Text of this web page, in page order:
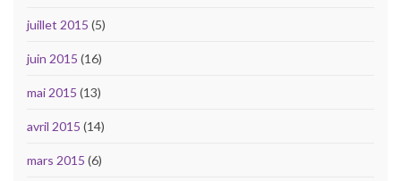
juillet 2015 (5)
juin 2015 (16)
mai 2015 (13)
avril 2015 (14)
mars 2015 (6)